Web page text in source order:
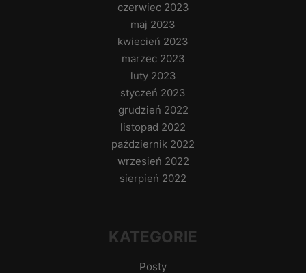
czerwiec 2023
maj 2023
kwiecień 2023
marzec 2023
luty 2023
styczeń 2023
grudzień 2022
listopad 2022
październik 2022
wrzesień 2022
sierpień 2022
KATEGORIE
Posty